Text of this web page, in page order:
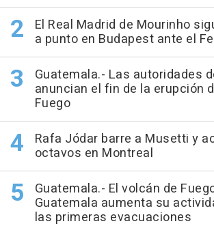
El Real Madrid de Mourinho
a punto en Budapest ante el
Guatemala.- Las autoridades
anuncian el fin de la erupción
Fuego
Rafa Jódar barre a Musetti y
octavos en Montreal
Guatemala.- El volcán de
Guatemala aumenta su
las primeras evacuaciones